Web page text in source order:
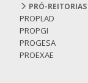
PRÓ-REITORIAS
PROPLAD
PROPGI
PROGESA
PROEXAE